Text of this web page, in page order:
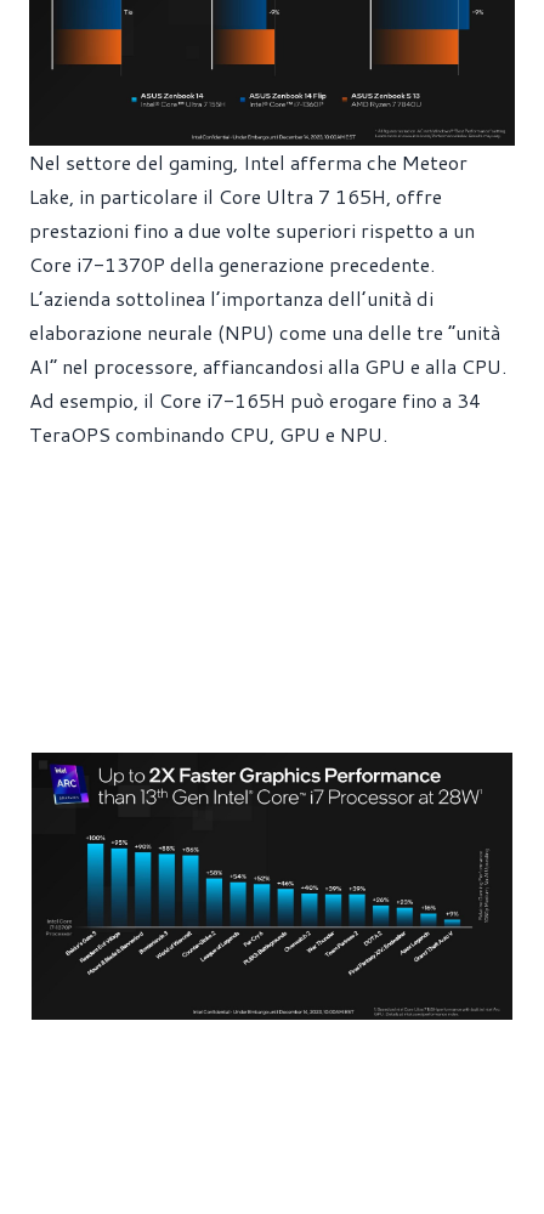
Nel settore del gaming, Intel afferma che Meteor
Lake, in particolare il Core Ultra 7 165H, offre
prestazioni fino a due volte superiori rispetto a un
Core i7-1370P della generazione precedente.
L’azienda sottolinea l’importanza dell’unità di
elaborazione neurale (NPU) come una delle tre “unità
AI” nel processore, affiancandosi alla GPU e alla CPU.
Ad esempio, il Core i7-165H può erogare fino a 34
TeraOPS combinando CPU, GPU e NPU.